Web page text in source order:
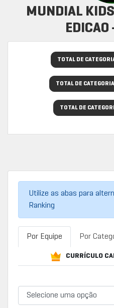
MUNDIAL
TOTAL DE
TOTAL DE
TOTAL DE
Utilize as abas para
Ranking
Por Equipe Por
CURRÍCULO